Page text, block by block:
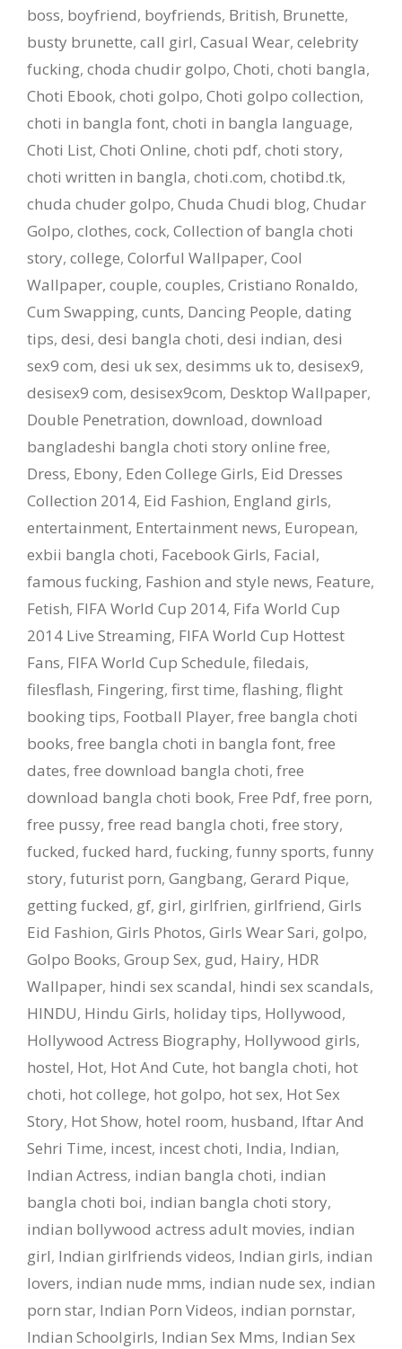
boss, boyfriend, boyfriends, British, Brunette,
busty brunette, call girl, Casual Wear, celebrity
fucking, choda chudir golpo, Choti, choti bangla,
Choti Ebook, choti golpo, Choti golpo collection,
choti in bangla font, choti in bangla language,
Choti List, Choti Online, choti pdf, choti story,
choti written in bangla, choti.com, chotibd.tk,
chuda chuder golpo, Chuda Chudi blog, Chudar
Golpo, clothes, cock, Collection of bangla choti
story, college, Colorful Wallpaper, Cool
Wallpaper, couple, couples, Cristiano Ronaldo,
Cum Swapping, cunts, Dancing People, dating
tips, desi, desi bangla choti, desi indian, desi
sex9 com, desi uk sex, desimms uk to, desisex9,
desisex9 com, desisex9com, Desktop Wallpaper,
Double Penetration, download, download
bangladeshi bangla choti story online free,
Dress, Ebony, Eden College Girls, Eid Dresses
Collection 2014, Eid Fashion, England girls,
entertainment, Entertainment news, European,
exbii bangla choti, Facebook Girls, Facial,
famous fucking, Fashion and style news, Feature,
Fetish, FIFA World Cup 2014, Fifa World Cup
2014 Live Streaming, FIFA World Cup Hottest
Fans, FIFA World Cup Schedule, filedais,
filesflash, Fingering, first time, flashing, flight
booking tips, Football Player, free bangla choti
books, free bangla choti in bangla font, free
dates, free download bangla choti, free
download bangla choti book, Free Pdf, free porn,
free pussy, free read bangla choti, free story,
fucked, fucked hard, fucking, funny sports, funny
story, futurist porn, Gangbang, Gerard Pique,
getting fucked, gf, girl, girlfrien, girlfriend, Girls
Eid Fashion, Girls Photos, Girls Wear Sari, golpo,
Golpo Books, Group Sex, gud, Hairy, HDR
Wallpaper, hindi sex scandal, hindi sex scandals,
HINDU, Hindu Girls, holiday tips, Hollywood,
Hollywood Actress Biography, Hollywood girls,
hostel, Hot, Hot And Cute, hot bangla choti, hot
choti, hot college, hot golpo, hot sex, Hot Sex
Story, Hot Show, hotel room, husband, Iftar And
Sehri Time, incest, incest choti, India, Indian,
Indian Actress, indian bangla choti, indian
bangla choti boi, indian bangla choti story,
indian bollywood actress adult movies, indian
girl, Indian girlfriends videos, Indian girls, indian
lovers, indian nude mms, indian nude sex, indian
porn star, Indian Porn Videos, indian pornstar,
Indian Schoolgirls, Indian Sex Mms, Indian Sex